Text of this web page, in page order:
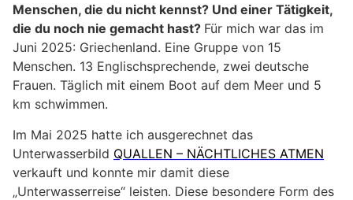
Menschen, die du nicht kennst? Und einer Tätigkeit,
die du noch nie gemacht hast? Für mich war das im
Juni 2025: Griechenland. Eine Gruppe von 15
Menschen. 13 Englischsprechende, zwei deutsche
Frauen. Täglich mit einem Boot auf dem Meer und 5
km schwimmen.
Im Mai 2025 hatte ich ausgerechnet das
Unterwasserbild QUALLEN – NÄCHTLICHES ATMEN
verkauft und konnte mir damit diese
„Unterwasserreise“ leisten. Diese besondere Form des